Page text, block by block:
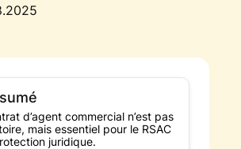
d’agent commercial n’est pas
mais essentiel pour le RSAC
juridique.